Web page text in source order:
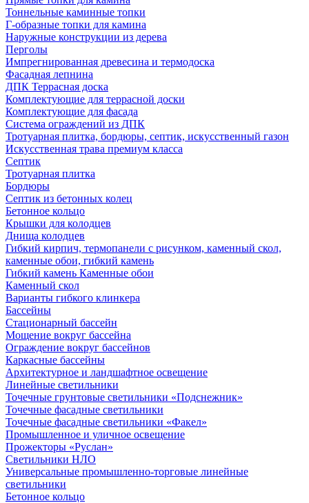
Тоннельные каминные топки
Г-образные топки для камина
Наружные конструкции из дерева
Перголы
Импрегнированная древесина и термодоска
Фасадная лепнина
ДПК Террасная доска
Комплектующие для террасной доски
Комплектующие для фасада
Система ограждений из ДПК
Тротуарная плитка, бордюры, септик, искусственный газон
Искусственная трава премиум класса
Септик
Тротуарная плитка
Бордюры
Септик из бетонных колец
Бетонное кольцо
Крышки для колодцев
Днища колодцев
Гибкий кирпич, термопанели с рисунком, каменный скол,
каменные обои, гибкий камень
Гибкий камень Каменные обои
Каменный скол
Варианты гибкого клинкера
Бассейны
Стационарный бассейн
Мощение вокруг бассейна
Ограждение вокруг бассейнов
Каркасные бассейны
Архитектурное и ландшафтное освещение
Линейные светильники
Точечные грунтовые светильники «Подснежник»
Точечные фасадные светильники
Точечные фасадные светильники «Факел»
Промышленное и уличное освещение
Прожекторы «Руслан»
Светильники НЛО
Универсальные промышленно-торговые линейные
светильники
Бетонное кольцо